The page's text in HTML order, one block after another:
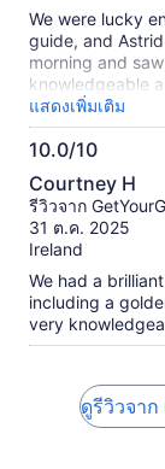
We were lucky
guide, and
morning and
knowledgeable
quite a lot!).
experience that
amazing that
down and just
encounters with
แสดงเพิ่มเติม
10.0/10
10.0
จาก
10
Courtney H
รีวิวจาก
31 ต.ค. 2025
Ireland
We had a
including a
very
ดูรีวิวจาก